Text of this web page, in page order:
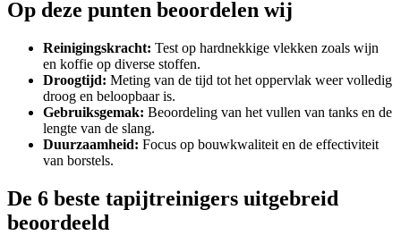
Op deze punten beoordelen wij
Reinigingskracht: Test op hardnekkige vlekken zoals wijn
en koffie op diverse stoffen.
Droogtijd: Meting van de tijd tot het oppervlak weer volledig
droog en beloopbaar is.
Gebruiksgemak: Beoordeling van het vullen van tanks en de
lengte van de slang.
Duurzaamheid: Focus op bouwkwaliteit en de effectiviteit
van borstels.
De 6 beste tapijtreinigers uitgebreid
beoordeeld